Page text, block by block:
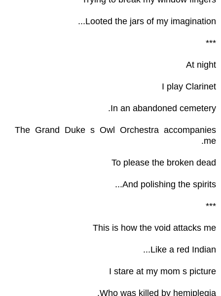
Looted the jars of my imagination...
***
At night
I play Clarinet
In an abandoned cemetery.
The Grand Duke s Owl Orchestra accompanies
me.
To please the broken dead
And polishing the spirits...
***
This is how the void attacks me
Like a red Indian...
I stare at my mom s picture
Who was killed by hemiplegia.